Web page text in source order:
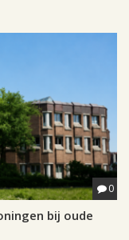
0
bij oude